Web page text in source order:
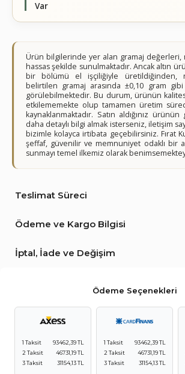
Var
Ürün bilgilerinde yer alan gramaj değerleri,
hassas şekilde sunulmaktadır. Ancak altın
bir bölümü el işçiliğiyle üretildiğinden,
belirtilen gramaj arasında ±0,10 gram gibi
görülebilmektedir. Bu durum, ürünün
etkilememekte olup tamamen üretim
kaynaklanmaktadır. Satın aldığınız ürünün
daha detaylı bilgi almak isterseniz, iletişim
bizimle kolayca irtibata geçebilirsiniz. Fırat
şeffaf, güvenilir ve memnuniyet odaklı bir
sunmayı temel ilkemiz olarak
Teslimat Süreci
Ödeme ve Kargo Bilgisi
İptal, İade ve Değişim
Ödeme Seçenekleri
1 Taksit
93462,39 TL
2 Taksit
46731,19 TL
3 Taksit
31154,13 TL
1 Taksit
93462,39 TL
2 Taksit
46731,19 TL
3 Taksit
31154,13 TL